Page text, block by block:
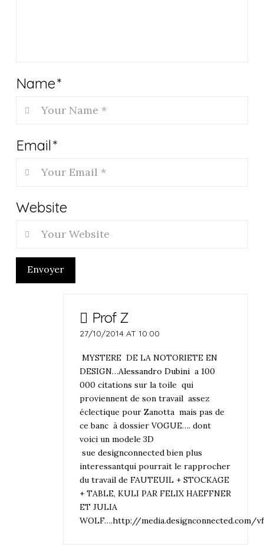
Name*
Email*
Website
Envoyer
Prof Z
27/10/2014 AT 10:00
MYSTERE DE LA NOTORIETE EN
DESIGN…Alessandro Dubini a 100
000 citations sur la toile qui
proviennent de son travail assez
éclectique pour Zanotta mais pas de
ce banc à dossier VOGUE…. dont
voici un modele 3D
suedesignconnectedbien plus
interessantqui pourrait le rapprocher
du travail de FAUTEUIL + STOCKAGE
+ TABLE, KULI PAR FELIX HAEFFNER
ET JULIA
WOLF….http://media.designconnected.com/